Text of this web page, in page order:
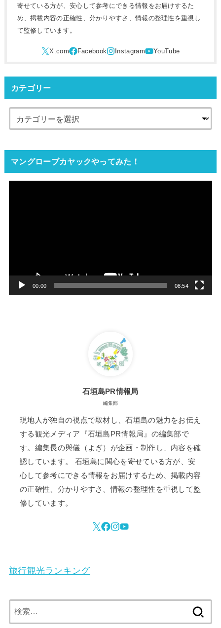
寄せている方が、安心して参考にできる情報をお届けするた
め、掲載内容の正確性、分かりやすさ、情報の整理性を重視し
て監修しています。
カテゴリー
マングローブカヤックやってみた！
00:00 08:54
石垣島PR情報局
編集部
現地人が独自の視点で取材し、石垣島の魅力をお伝え
する観光メディア『石垣島PR情報局』の編集部で
す。編集長の與儀（よぎ）が企画・制作し、内容を確
認しています。 石垣島に関心を寄せている方が、安
心して参考にできる情報をお届けするため、掲載内容
の正確性、分かりやすさ、情報の整理性を重視して監
修しています。
旅行観光ランキング
索: